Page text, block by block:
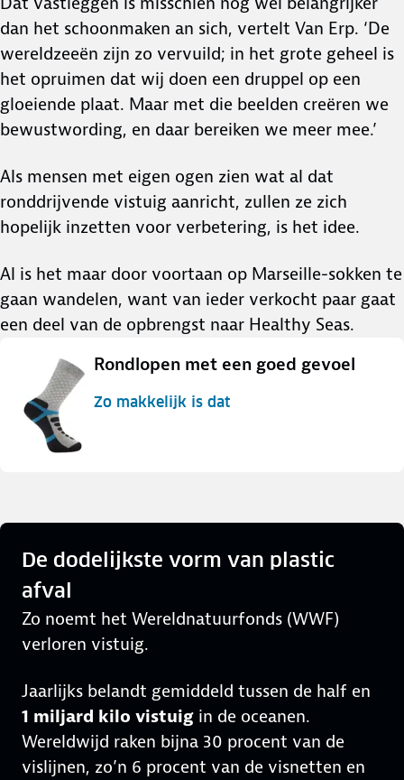
dan het schoonmaken an sich, vertelt Van Erp. ‘De
wereldzeeën zijn zo vervuild; in het grote geheel is
het opruimen dat wij doen een druppel op een
gloeiende plaat. Maar met die beelden creëren we
bewustwording, en daar bereiken we meer mee.’
Als mensen met eigen ogen zien wat al dat
ronddrijvende vistuig aanricht, zullen ze zich
hopelijk inzetten voor verbetering, is het idee.
Al is het maar door voortaan op Marseille-sokken te
gaan wandelen, want van ieder verkocht paar gaat
een deel van de opbrengst naar Healthy Seas.
Rondlopen met een goed gevoel
Zo makkelijk is dat
De dodelijkste vorm van plastic
afval
Zo noemt het Wereldnatuurfonds (WWF)
verloren vistuig.
Jaarlijks belandt gemiddeld tussen de half en
1 miljard kilo vistuig in de oceanen.
Wereldwijd raken bijna 30 procent van de
vislijnen, zo’n 6 procent van de visnetten en